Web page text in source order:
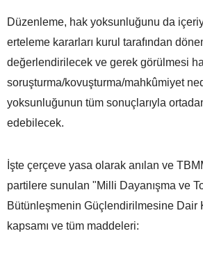
Düzenleme, hak yoksunluğunu da
erteleme kararları kurul tarafından
değerlendirilecek ve gerek görülmesi
soruşturma/kovuşturma/mahkûmiyet
yoksunluğunun tüm sonuçlarıyla
edebilecek.
İşte çerçeve yasa olarak anılan ve
partilere sunulan "Milli Dayanışma ve
Bütünleşmenin Güçlendirilmesine Dair
kapsamı ve tüm maddeleri: